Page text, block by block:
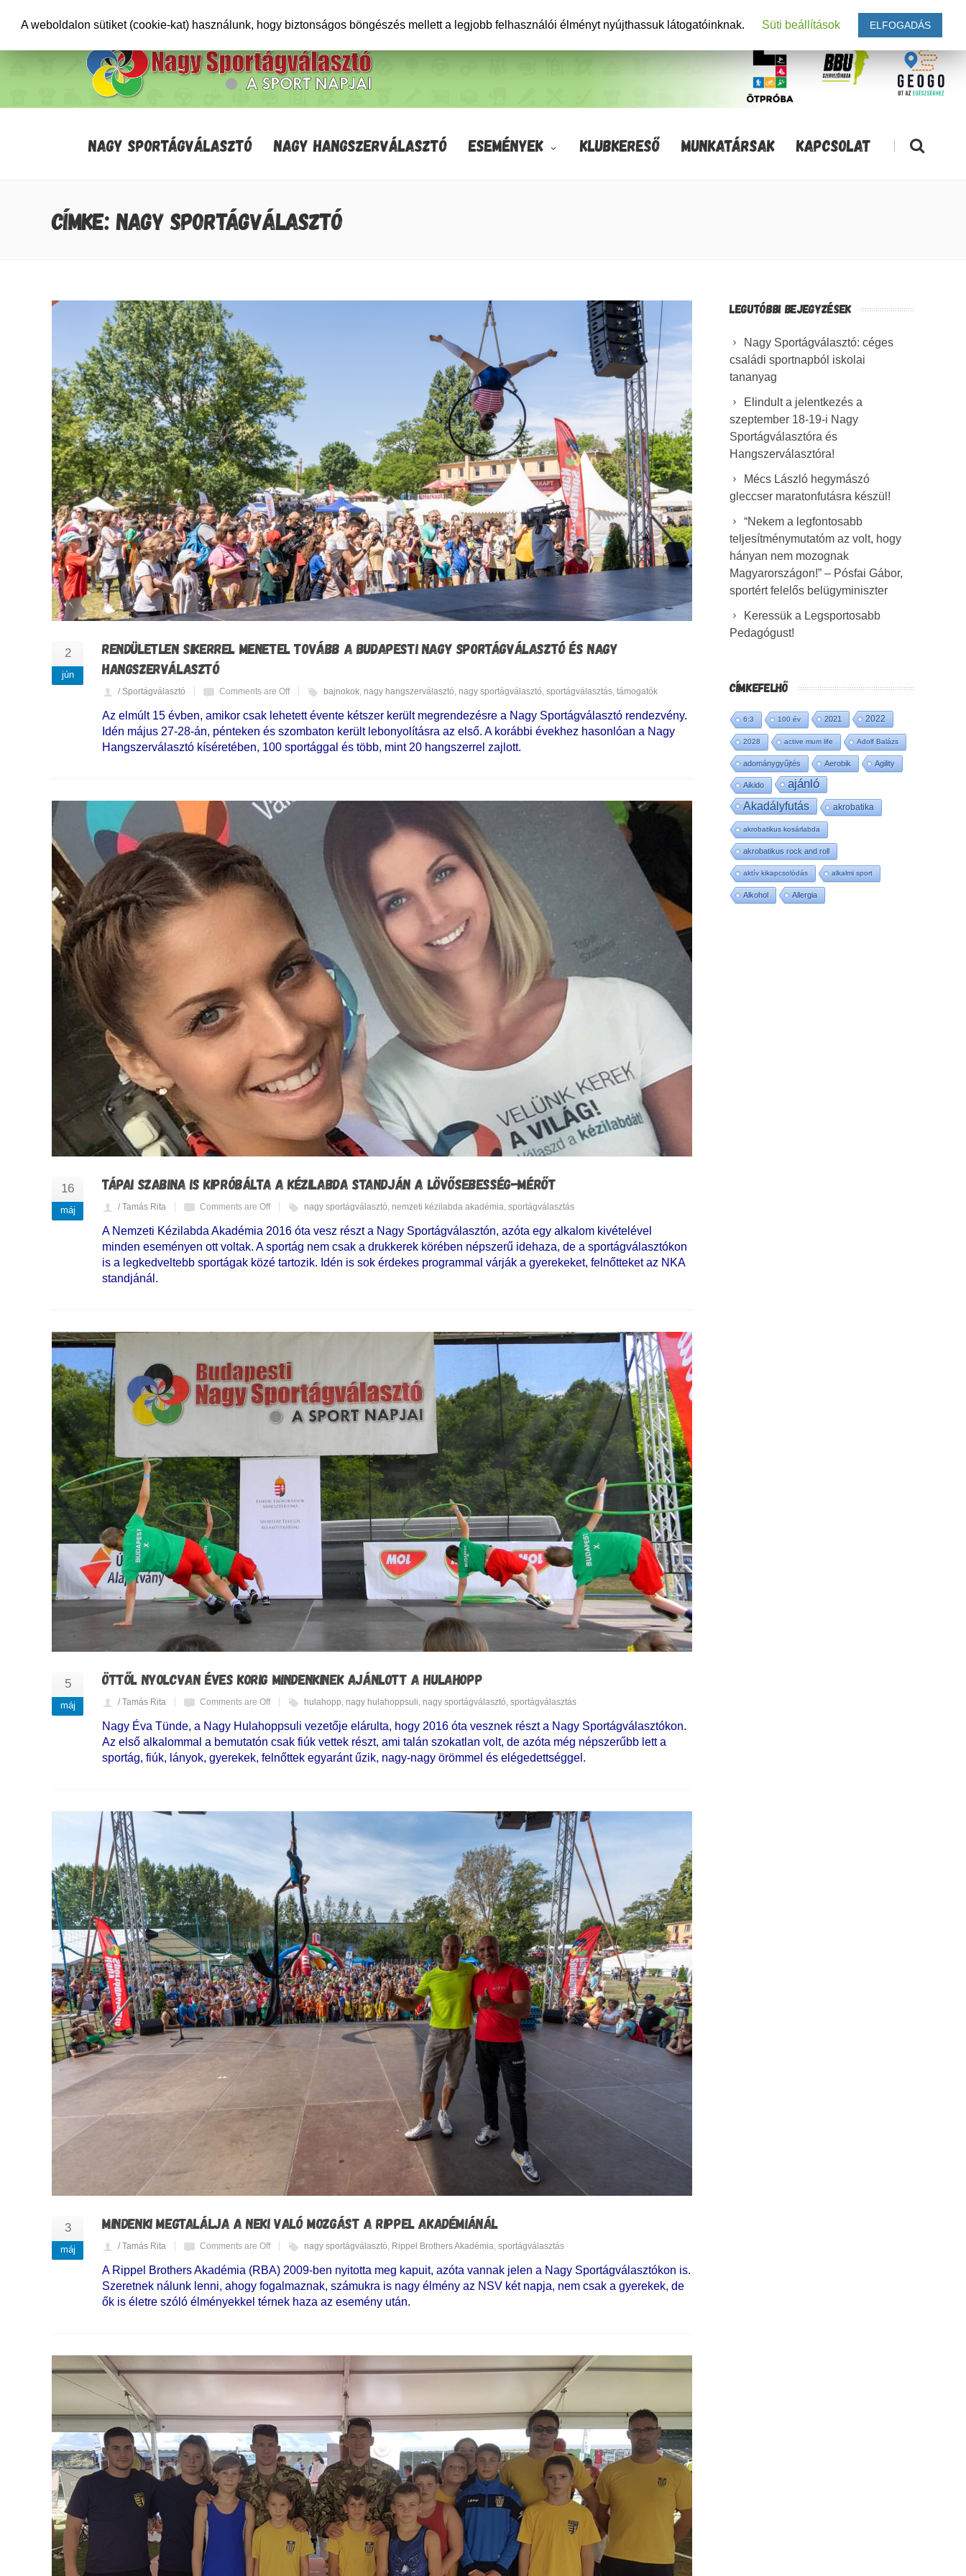
NAGY SPORTÁGVÁLASZTÓ NAGY HANGSZERVÁLASZTÓ ESEMÉNYEK KLUBKERESŐ MUNKATÁRSAK KAPCSOLAT |
CÍMKE: NAGY SPORTÁGVÁLASZTÓ
2
jún
RENDÜLETLEN SIKERREL MENETEL TOVÁBB A BUDAPESTI NAGY SPORTÁGVÁLASZTÓ ÉS NAGY
HANGSZERVÁLASZTÓ
/ Sportágválasztó Comments are Off bajnokok nagy hangszerválasztó nagy sportágválasztó sportágválasztás támogatók
Az elmúlt 15 évben, amikor csak lehetett évente kétszer került megrendezésre a Nagy Sportágválasztó rendezvény.
Idén május 27-28-án, pénteken és szombaton került lebonyolításra az első. A korábbi évekhez hasonlóan a Nagy
Hangszerválasztó kíséretében, 100 sportággal és több, mint 20 hangszerrel zajlott.
16
máj
TÁPAI SZABINA IS KIPRÓBÁLTA A KÉZILABDA STANDJÁN A LÖVŐSEBESSÉG-MÉRŐT
/ Tamás Rita Comments are Off nagy sportágválasztó nemzeti kézilabda akadémia sportágválasztás
A Nemzeti Kézilabda Akadémia 2016 óta vesz részt a Nagy Sportágválasztón, azóta egy alkalom kivételével
minden eseményen ott voltak. A sportág nem csak a drukkerek körében népszerű idehaza, de a sportágválasztókon
is a legkedveltebb sportágak közé tartozik. Idén is sok érdekes programmal várják a gyerekeket, felnőtteket az NKA
standjánál.
5
máj
ÖTTŐL NYOLCVAN ÉVES KORIG MINDENKINEK AJÁNLOTT A HULAHOPP
/ Tamás Rita Comments are Off hulahopp, nagy hulahoppsuli, nagy sportágválasztó, sportágválasztás
Nagy Éva Tünde, a Nagy Hulahoppsuli vezetője elárulta, hogy 2016 óta vesznek részt a Nagy Sportágválasztókon.
Az első alkalommal a bemutatón csak fiúk vettek részt, ami talán szokatlan volt, de azóta még népszerűbb lett a
sportág, fiúk, lányok, gyerekek, felnőttek egyaránt űzik, nagy-nagy örömmel és elégedettséggel.
3
máj
MINDENKI MEGTALÁLJA A NEKI VALÓ MOZGÁST A RIPPEL AKADÉMIÁNÁL
/ Tamás Rita Comments are Off nagy sportágválasztó Rippel Brothers Akadémia sportágválasztás
A Rippel Brothers Akadémia (RBA) 2009-ben nyitotta meg kapuit, azóta vannak jelen a Nagy Sportágválasztókon is.
Szeretnek nálunk lenni, ahogy fogalmaznak, számukra is nagy élmény az NSV két napja, nem csak a gyerekek, de
ők is életre szóló élményekkel térnek haza az esemény után.
LEGUTÓBBI BEJEGYZÉSEK
Nagy Sportágválasztó: céges
családi sportnapból iskolai
tananyag
Elindult a jelentkezés a
szeptember 18-19-i Nagy
Sportágválasztóra és
Hangszerválasztóra!
Mécs László hegymászó
gleccser maratonfutásra készül!
“Nekem a legfontosabb
teljesítménymutatóm az volt, hogy
hányan nem mozognak
Magyarországon!” – Pósfai Gábor,
sportért felelős belügyminiszter
Keressük a Legsportosabb
Pedagógust!
CÍMKEFELHŐ
6:3 100 év 2021 2022
2028 active mum life Adolf Balázs
adománygyűjtés Aerobik Agility
Aikido ajánló
Akadályfutás akrobatika
akrobatikus kosárlabda
akrobatikus rock and roll
aktív kikapcsolódás alkalmi sport
Alkohol Allergia
A weboldalon sütiket (cookie-kat) használunk, hogy biztonságos böngészés mellett a legjobb felhasználói élményt nyújthassuk látogatóinknak. Süti beállítások ELFOGADÁS